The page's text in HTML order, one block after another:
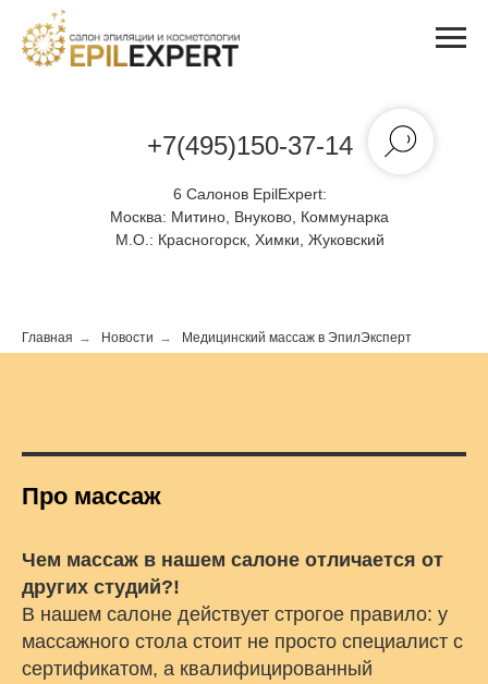
+7(495)150-37-14
6 Салонов EpilExpert:
Москва: Митино, Внуково, Коммунарка
М.О.: Красногорск, Химки, Жуковский
Главная → Новости → Медицинский массаж в ЭпилЭксперт
Про массаж
Чем массаж в нашем салоне отличается от
других студий?!
В нашем салоне действует строгое правило: у
массажного стола стоит не просто специалист с
сертификатом, а квалифицированный